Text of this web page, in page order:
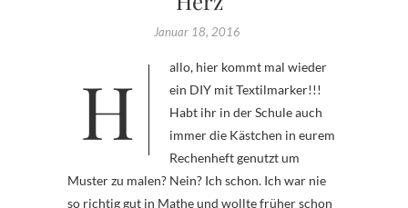
Januar 18, 2016
Hallo, hier kommt mal wieder
ein DIY mit Textilmarker!!!
Habt ihr in der Schule auch
immer die Kästchen in eurem
Rechenheft genutzt um
Muster zu malen? Nein? Ich schon. Ich war nie
so richtig gut in Mathe und wollte früher schon